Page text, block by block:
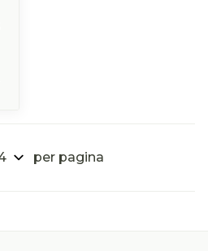
per pagina